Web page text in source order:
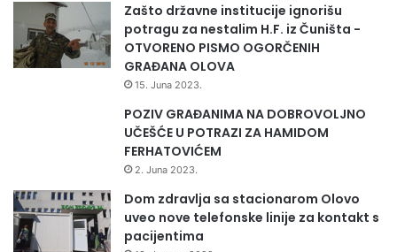
Zašto državne institucije ignorišu
potragu za nestalim H.F. iz Čuništa -
OTVORENO PISMO OGORČENIH
GRAĐANA OLOVA
15. Juna 2023.
POZIV GRAĐANIMA NA DOBROVOLJNO
UČEŠĆE U POTRAZI ZA HAMIDOM
FERHATOVIĆEM
2. Juna 2023.
Dom zdravlja sa stacionarom Olovo
uveo nove telefonske linije za kontakt s
pacijentima